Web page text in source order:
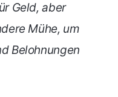
Geld, aber
Mühe, um
Belohnungen